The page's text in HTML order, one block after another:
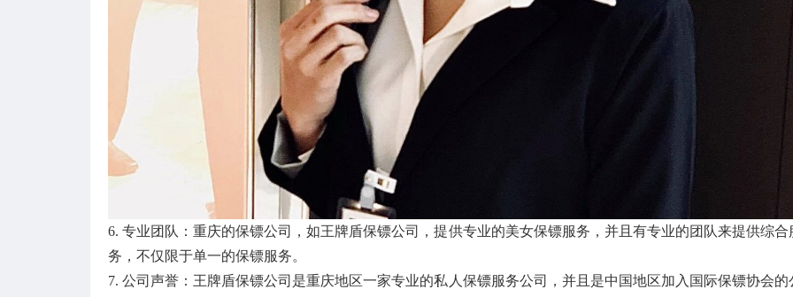
6. 专业团队：重庆的保镖公司，如王牌盾保镖公司，提供专业的美女保镖服务，并且有专业的团队来提供综合
务，不仅限于单一的保镖服务。
7. 公司声誉：王牌盾保镖公司是重庆地区一家专业的私人保镖服务公司，并且是中国地区加入国际保镖协会的